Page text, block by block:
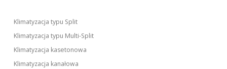
Klimatyzacja typu Split
Klimatyzacja typu Multi-Split
Klimatyzacja kasetonowa
Klimatyzacja kanałowa